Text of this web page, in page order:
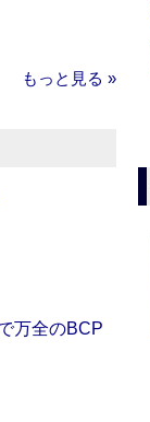
もっと見る »
万全のBCP